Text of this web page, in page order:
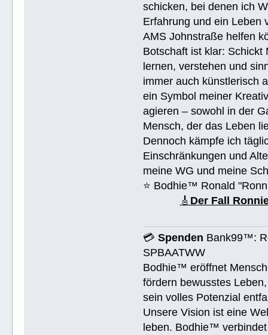
schicken, bei denen ich
Erfahrung und ein Leben
AMS Johnstraße helfen
Botschaft ist klar: Schickt
lernen, verstehen und
immer auch künstlerisch
ein Symbol meiner
agieren – sowohl in der
Mensch, der das Leben
Dennoch kämpfe ich
Einschränkungen und
meine WG und meine
⭐️ Bodhie™ Ronald
🎸 Der Fall
💳Spenden Bank99™:
SPBAATWW
Bodhie™ eröffnet
fördern bewusstes
sein volles Potenzial
Unsere Vision ist eine
leben. Bodhie™